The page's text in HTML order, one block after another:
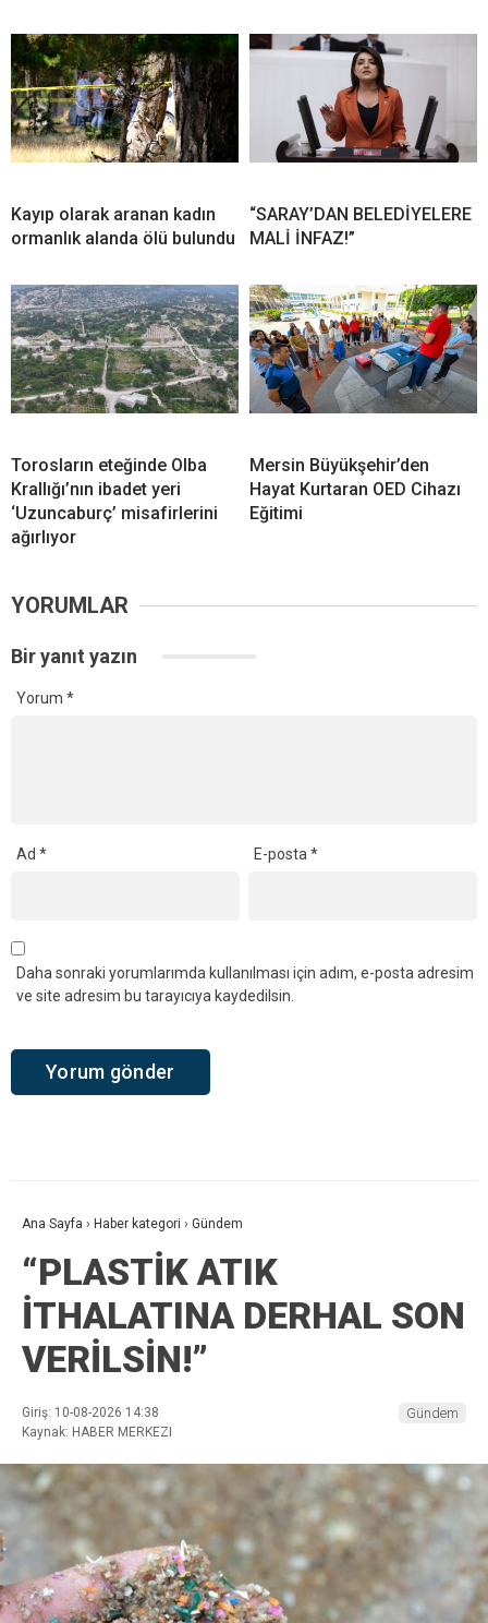
Kayıp olarak aranan kadın
ormanlık alanda ölü bulundu
“SARAY’DAN BELEDİYELERE
MALİ İNFAZ!”
Torosların eteğinde Olba
Krallığı’nın ibadet yeri
‘Uzuncaburç’ misafirlerini
ağırlıyor
Mersin Büyükşehir’den
Hayat Kurtaran OED Cihazı
Eğitimi
YORUMLAR
Bir yanıt yazın
Yorum *
Ad * E-posta*
Daha sonraki yorumlarımda kullanılması için adım, e-posta adresim
ve site adresim bu tarayıcıya kaydedilsin.
Ana Sayfa › Haber kategori › Gündem
“PLASTİK ATIK
İTHALATINA DERHAL SON
VERİLSİN!”
Giriş: 10-08-2026 14:38
Kaynak: HABER MERKEZI
Gündem